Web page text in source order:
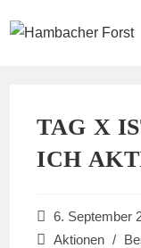
Inhalt
TAG X
ICH
Beitrag
veröffentlicht:
6. September
Beitrags-
Aktionen /